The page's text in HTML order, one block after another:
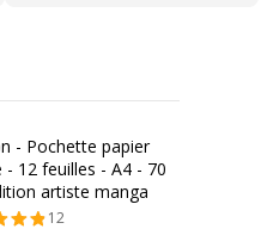
- Pochette papier
- 12 feuilles - A4 - 70
artiste manga
12